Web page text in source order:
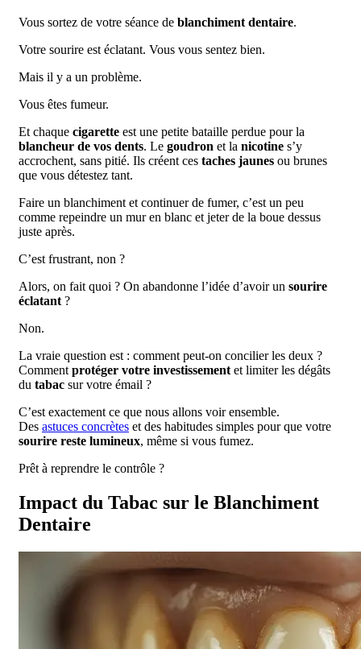
Vous sortez de votre séance de blanchiment dentaire.
Votre sourire est éclatant. Vous vous sentez bien.
Mais il y a un problème.
Vous êtes fumeur.
Et chaque cigarette est une petite bataille perdue pour la
blancheur de vos dents. Le goudron et la nicotine s’y
accrochent, sans pitié. Ils créent ces taches jaunes ou brunes
que vous détestez tant.
Faire un blanchiment et continuer de fumer, c’est un peu
comme repeindre un mur en blanc et jeter de la boue dessus
juste après.
C’est frustrant, non ?
Alors, on fait quoi ? On abandonne l’idée d’avoir un sourire
éclatant ?
Non.
La vraie question est : comment peut-on concilier les deux ?
Comment protéger votre investissement et limiter les dégâts
du tabac sur votre émail ?
C’est exactement ce que nous allons voir ensemble.
Des astuces concrètes et des habitudes simples pour que votre
sourire reste lumineux, même si vous fumez.
Prêt à reprendre le contrôle ?
Impact du Tabac sur le Blanchiment
Dentaire